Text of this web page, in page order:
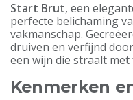
Start Brut, een
perfecte belichaming
vakmanschap.
druiven en verfijnd
een wijn die straalt
Kenmerken